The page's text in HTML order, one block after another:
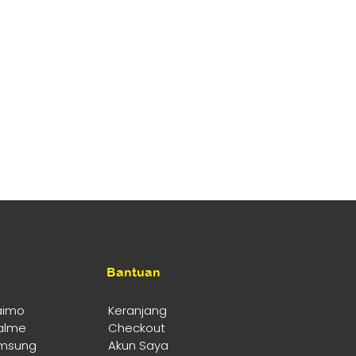
Bantuan
Keranjang
Checkout
Akun Saya